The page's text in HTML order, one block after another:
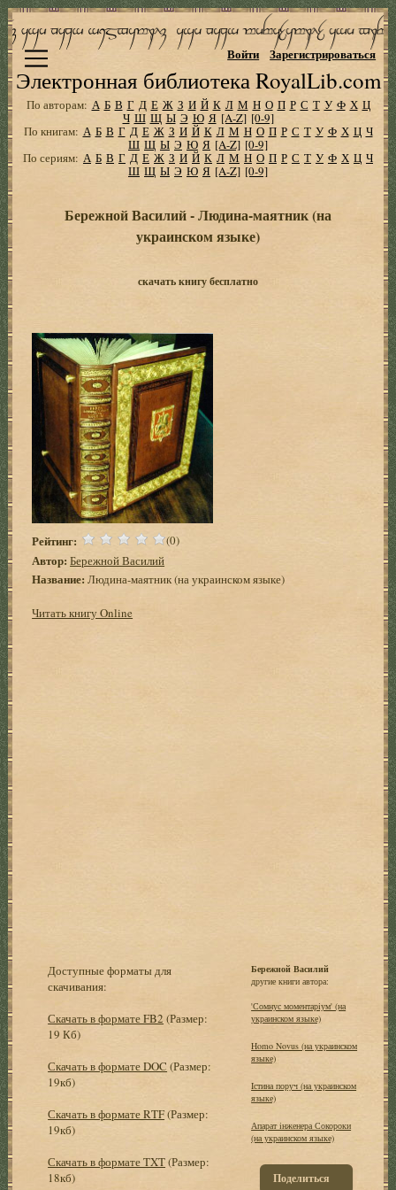
Электронная библиотека RoyalLib.com
Войти Зарегистрироваться
По авторам: А Б В Г Д Е Ж З И Й К Л М Н О П Р С Т У Ф Х Ц
Ч Ш Щ Ы Э Ю Я [A-Z] [0-9]
По книгам: А Б В Г Д Е Ж З И Й К Л М Н О П Р С Т У Ф Х Ц Ч
Ш Щ Ы Э Ю Я [A-Z] [0-9]
По сериям: А Б В Г Д Е Ж З И Й К Л М Н О П Р С Т У Ф Х Ц Ч
Ш Щ Ы Э Ю Я [A-Z] [0-9]
Бережной Василий - Людина-маятник (на
украинском языке)
скачать книгу бесплатно
Рейтинг: (0)
Автор: Бережной Василий
Название: Людина-маятник (на украинском языке)
Читать книгу Online
Доступные форматы для
скачивания:
Скачать в формате FB2 (Размер:
19 Кб)
Скачать в формате DOC (Размер:
19кб)
Скачать в формате RTF(Размер:
19кб)
Скачать в формате TXT(Размер:
18кб)
Бережной Василий
другие книги автора:
'Сомнус моментарiум' (на
украинском языке)
Homo Novus (на украинском
языке)
Iстина поруч (на украинском
языке)
Апарат iнженера Сокороки
(на украинском языке)
Поделиться